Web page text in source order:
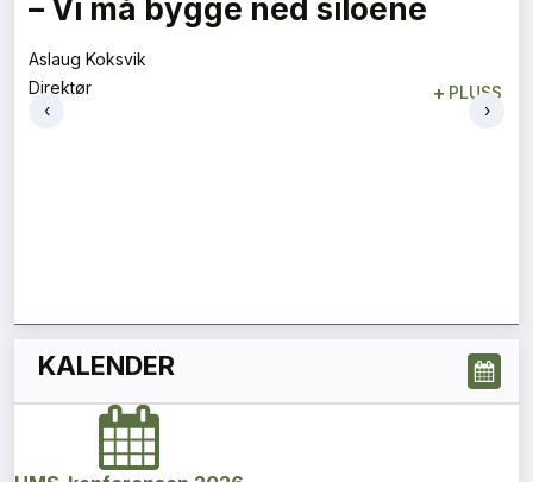
+ PLUSS
– Vi må bygge ned siloene
Aslaug Koksvik
Direktør
‹
›
KALENDER